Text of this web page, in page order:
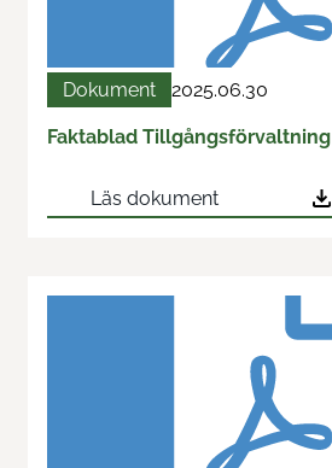
Dokument 2025.06.30
Faktablad Tillgångsförvaltning
Läs dokument